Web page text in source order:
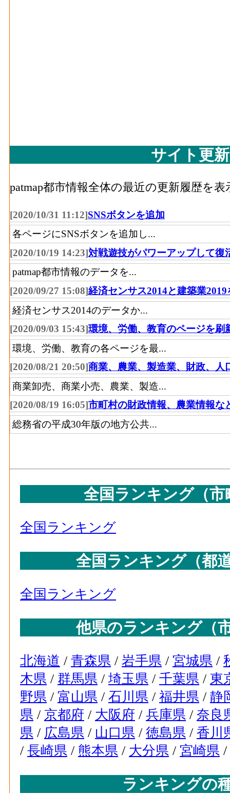
サイト更
patmap都市情報全体の最近の更新履歴を表
[2020/10/31 11:12]SNSボタンを追加
各ページにSNSボタンを追加し...
[2020/10/19 14:23]対戦遊技がパワーアップして復
patmap都市情報のデータを...
[2020/09/27 15:08]経済センサス2014と建築業2019
経済センサス2014のデータか...
[2020/09/03 15:43]環境、労働、教育のページを刷
環境、労働、教育の各ページを最...
[2020/08/21 20:50]商業、農業、製造業、財政、人
商業卸売、商業小売、農業、製造...
[2020/08/19 16:05]市町村の財政情報、農業情報な
総務省の平成30年版の地方公共...
全国ランキング（
全国ランキング
全国ランキング（都
全国ランキング
他県のランキング（
北海道 / 青森県 / 岩手県 / 宮城県 /
木県 / 群馬県 / 埼玉県 / 千葉県 / 東
野県 / 富山県 / 石川県 / 福井県 / 静
県 / 京都府 / 大阪府 / 兵庫県 / 奈良
県 / 広島県 / 山口県 / 徳島県 / 香川
/ 長崎県 / 熊本県 / 大分県 / 宮崎県 /
ランキングの